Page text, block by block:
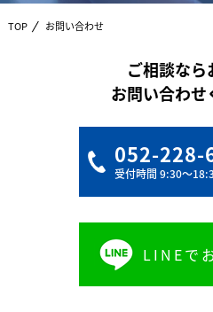
TOP お問い合わせ
ご相談なら
お問い合わせ
052-228-
受付時間 9:30〜
LINEで